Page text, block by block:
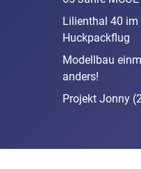
Lilienthal 40 im
Huckpackflug
Modellbau
anders!
Projekt Jonny